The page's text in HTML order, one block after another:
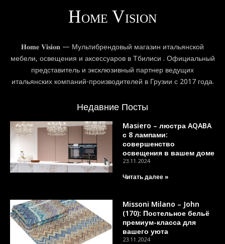
𝐇𝐨𝐦𝐞 𝐕𝐢𝐬𝐢𝐨𝐧 — Мультибрендовый магазин итальянской
мебели, освещения и аксессуаров в Тбилиси . Официальный
представитель и эксклюзивный партнер ведущих
итальянских компаний-производителей в Грузии с 2017 года.
Недавние Посты
Masiero – люстра AQABA
с 8 лампами:
совершенство
освещения в вашем доме
23.11.2024
Читать далее »
Missoni Milano – John
(170): Постельное бельё
премиум-класса для
вашего уюта
23.11.2024